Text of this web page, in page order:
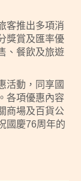
客推出多項消
獎賞及匯率優
、餐飲及旅遊
活動，同享國
各項優惠內容
商場及百貨公
國慶76周年的